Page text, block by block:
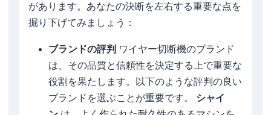
があります。あなたの決断を左右する重要な点を
掘り下げてみましょう：
ブランドの評判 ワイヤー切断機のブランド
は、その品質と信頼性を決定する上で重要な
役割を果たします。以下のような評判の良い
ブランドを選ぶことが重要です。 シャイ